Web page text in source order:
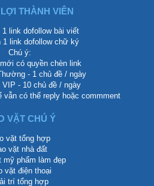
THÀNH VIÊN
link dofollow bài viết
link dofollow chữ ký
Chú ý:
có quyền chèn link
- 1 chủ đề / ngày
VIP - 10 chủ đề / ngày
vẫn có thể reply hoặc commment
VẶT CHÚ Ý
vặt tổng hợp
vặt nhà đất
mỹ phẩm làm đẹp
vặt điện thoại
trí tổng hợp